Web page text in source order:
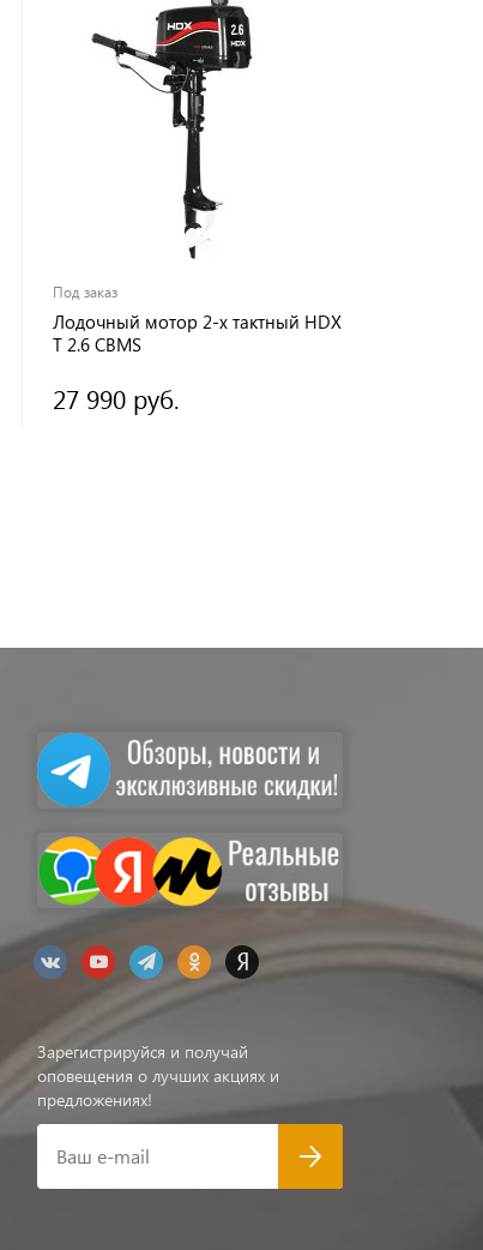
Под заказ
Лодочный мотор 2-х тактный HDX
T 2.6 CBMS
27 990 руб.
Зарегистрируйся и получай
оповещения о лучших акциях и
предложениях!
Ваш e-mail